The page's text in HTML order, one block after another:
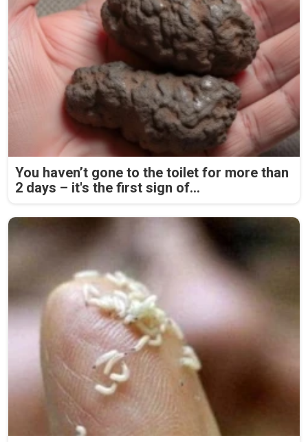
You haven’t gone to the toilet for more than
2 days – it's the first sign of...